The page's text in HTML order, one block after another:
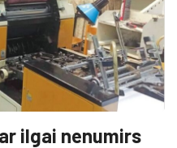
ilgai nenumirs